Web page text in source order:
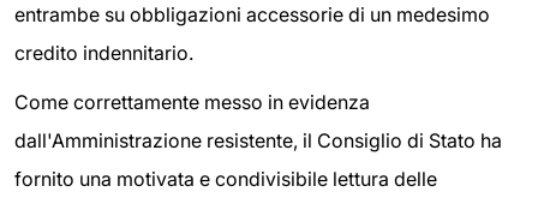
entrambe su obbligazioni accessorie di un medesimo
credito indennitario.
Come correttamente messo in evidenza
dall'Amministrazione resistente, il Consiglio di Stato ha
fornito una motivata e condivisibile lettura delle